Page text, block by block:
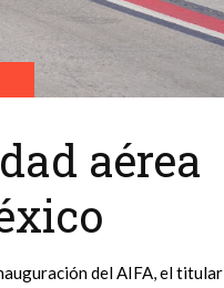
aérea
del AIFA, el titular